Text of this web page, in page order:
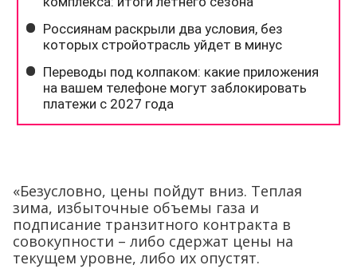
«Безусловно, цены пойдут вниз. Теплая
зима, избыточные объемы газа и
подписание транзитного контракта в
совокупности – либо сдержат цены на
текущем уровне, либо их опустят.